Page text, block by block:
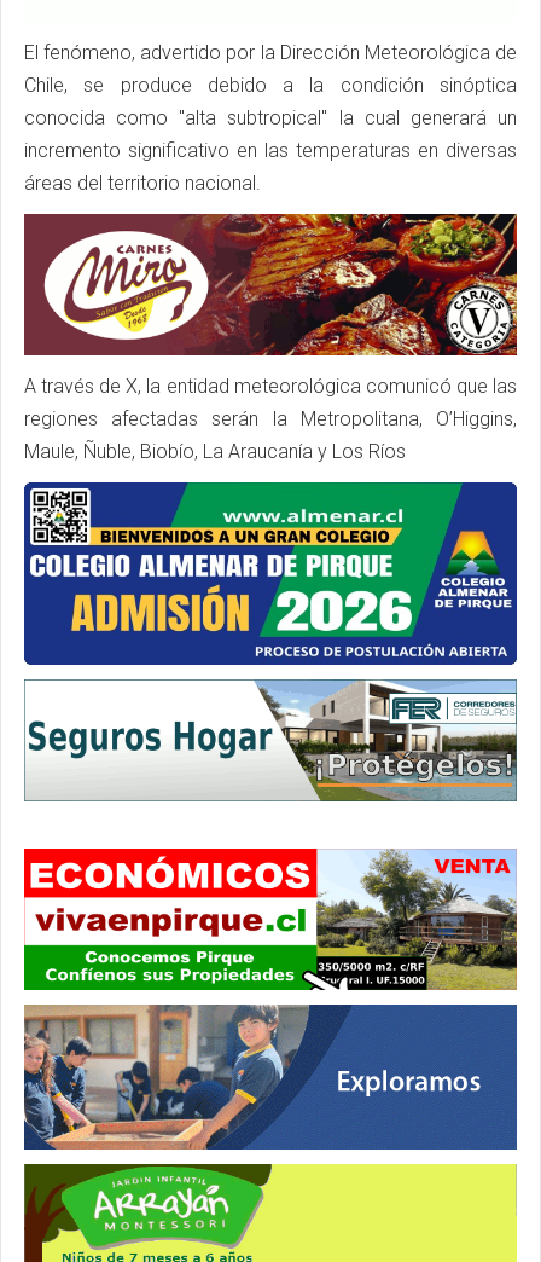
El fenómeno, advertido por la Dirección Meteorológica de
Chile, se produce debido a la condición sinóptica
conocida como "alta subtropical" la cual generará un
incremento significativo en las temperaturas en diversas
áreas del territorio nacional.
A través de X, la entidad meteorológica comunicó que las
regiones afectadas serán la Metropolitana, O’Higgins,
Maule, Ñuble, Biobío, La Araucanía y Los Ríos